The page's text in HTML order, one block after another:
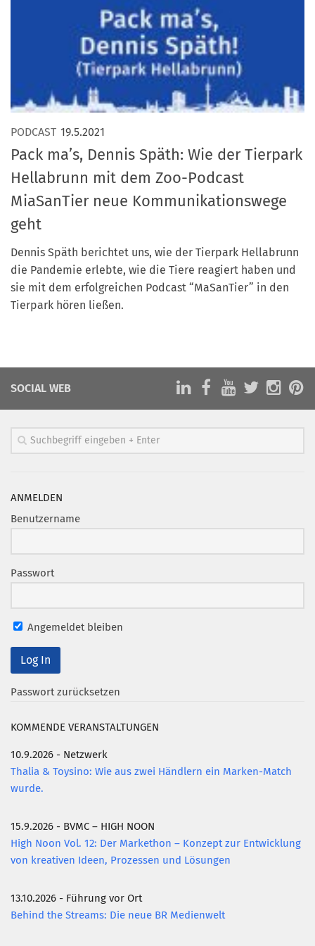
Arbeitsgruppen
MarketingFrauen
Münchner Marketingpreis
Mentoring
MARKETING PIONIERE
Marketing Pioniere im BVMC
CLUB-KOMMUNIKATION
Clubmagazin
MCM Club TV
MITGLIEDSCHAFT
AKTUELLES
PODCAST 19.5.2021
Pack ma’s, Dennis Späth: Wie der Tierpark
Hellabrunn mit dem Zoo-Podcast
MiaSanTier neue Kommunikationswege
geht
Dennis Späth berichtet uns, wie der Tierpark Hellabrunn
die Pandemie erlebte, wie die Tiere reagiert haben und
sie mit dem erfolgreichen Podcast “MaSanTier” in den
Tierpark hören ließen.
SOCIAL WEB
ANMELDEN
Benutzername
Passwort
Angemeldet bleiben
Passwort zurücksetzen
KOMMENDE VERANSTALTUNGEN
10.9.2026 - Netzwerk
Thalia & Toysino: Wie aus zwei Händlern ein Marken-Match
wurde.
15.9.2026 - BVMC – HIGH NOON
High Noon Vol. 12: Der Markethon – Konzept zur Entwicklung
von kreativen Ideen, Prozessen und Lösungen
13.10.2026 - Führung vor Ort
Behind the Streams: Die neue BR Medienwelt